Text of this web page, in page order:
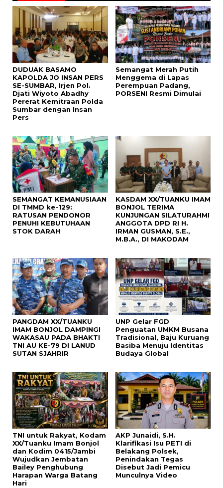
DUDUAK BASAMO
KAPOLDA JO INSAN PERS
SE-SUMBAR, Irjen Pol.
Djati Wiyoto Abadhy
Pererat Kemitraan Polda
Sumbar dengan Insan
Pers
Semangat Merah Putih
Menggema di Lapas
Perempuan Padang,
PORSENI Resmi Dimulai
SEMANGAT KEMANUSIAAN
DI TMMD ke-129:
RATUSAN PENDONOR
PENUHI KEBUTUHAAN
STOK DARAH
KASDAM XX/TUANKU IMAM
BONJOL TERIMA
KUNJUNGAN SILATURAHMI
ANGGOTA DPD RI H.
IRMAN GUSMAN, S.E.,
M.B.A., DI MAKODAM
PANGDAM XX/TUANKU
IMAM BONJOL DAMPINGI
WAKASAU PADA BHAKTI
TNI AU KE-79 DI LANUD
SUTAN SJAHRIR
UNP Gelar FGD
Penguatan UMKM Busana
Tradisional, Baju Kuruang
Basiba Menuju Identitas
Budaya Global
TNI untuk Rakyat, Kodam
XX/Tuanku Imam Bonjol
dan Kodim 0415/Jambi
Wujudkan Jembatan
Bailey Penghubung
Harapan Warga Batang
Hari
AKP Junaidi, S.H.
Klarifikasi Isu PETI di
Belakang Polsek,
Penindakan Tegas
Disebut Jadi Pemicu
Munculnya Video